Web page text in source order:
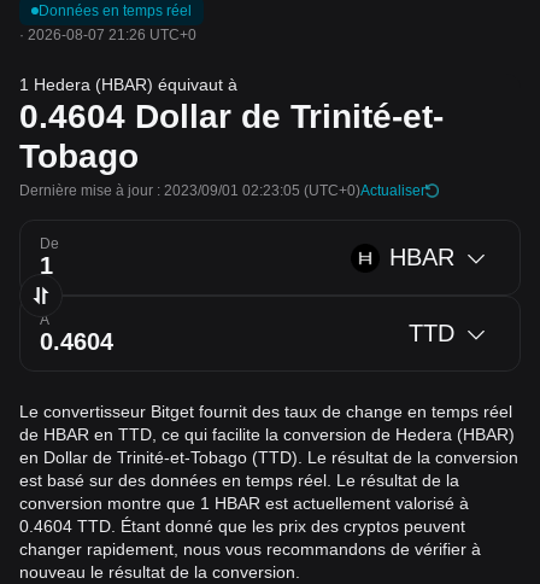
Données en temps réel
· 2026-08-07 21:26 UTC+0
1 Hedera (HBAR) équivaut à
0.4604 Dollar de Trinité-et-
Tobago
Dernière mise à jour : 2023/09/01 02:23:05 (UTC+0)Actualiser
De HBAR
À TTD
Le convertisseur Bitget fournit des taux de change en temps réel
de HBAR en TTD, ce qui facilite la conversion de Hedera (HBAR)
en Dollar de Trinité-et-Tobago (TTD). Le résultat de la conversion
est basé sur des données en temps réel. Le résultat de la
conversion montre que 1 HBAR est actuellement valorisé à
0.4604 TTD. Étant donné que les prix des cryptos peuvent
changer rapidement, nous vous recommandons de vérifier à
nouveau le résultat de la conversion.